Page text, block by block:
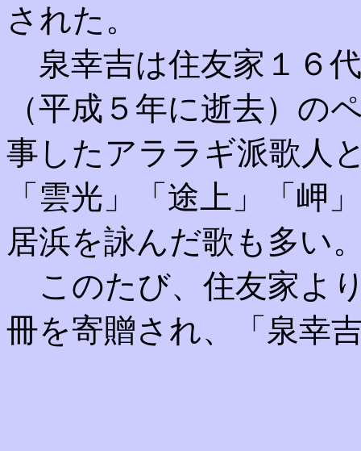
された。
泉幸吉は住友家１６
（平成５年に逝去）の
事したアララギ派歌人
「雲光」「途上」「岬
居浜を詠んだ歌も多い
このたび、住友家よ
冊を寄贈され、「泉幸